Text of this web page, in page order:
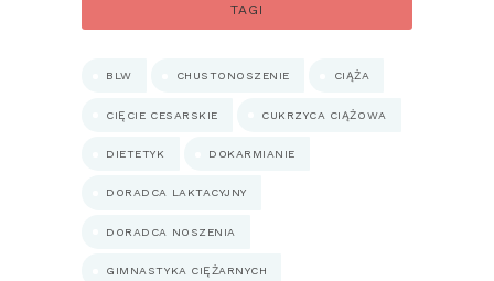
TAGI
BLW CHUSTONOSZENIE CIĄŻA
CIĘCIE CESARSKIE CUKRZYCA CIĄŻOWA
DIETETYK DOKARMIANIE
DORADCA LAKTACYJNY
DORADCA NOSZENIA
GIMNASTYKA CIĘŻARNYCH